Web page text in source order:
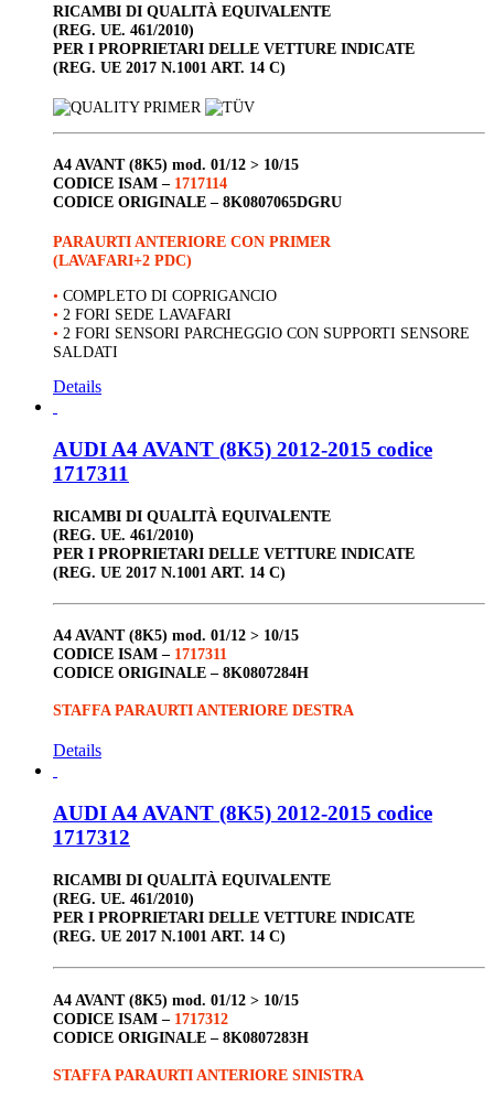
RICAMBI DI QUALITÀ EQUIVALENTE
(REG. UE. 461/2010)
PER I PROPRIETARI DELLE VETTURE INDICATE
(REG. UE 2017 N.1001 ART. 14 C)
A4 AVANT (8K5) mod. 01/12 > 10/15
CODICE ISAM – 1717114
CODICE ORIGINALE – 8K0807065DGRU
PARAURTI ANTERIORE CON PRIMER
(LAVAFARI+2 PDC)
• COMPLETO DI COPRIGANCIO
• 2 FORI SEDE LAVAFARI
• 2 FORI SENSORI PARCHEGGIO CON SUPPORTI SENSORE
SALDATI
Details
AUDI A4 AVANT (8K5) 2012-2015 codice
1717311
RICAMBI DI QUALITÀ EQUIVALENTE
(REG. UE. 461/2010)
PER I PROPRIETARI DELLE VETTURE INDICATE
(REG. UE 2017 N.1001 ART. 14 C)
A4 AVANT (8K5) mod. 01/12 > 10/15
CODICE ISAM – 1717311
CODICE ORIGINALE – 8K0807284H
STAFFA PARAURTI ANTERIORE DESTRA
Details
AUDI A4 AVANT (8K5) 2012-2015 codice
1717312
RICAMBI DI QUALITÀ EQUIVALENTE
(REG. UE. 461/2010)
PER I PROPRIETARI DELLE VETTURE INDICATE
(REG. UE 2017 N.1001 ART. 14 C)
A4 AVANT (8K5) mod. 01/12 > 10/15
CODICE ISAM – 1717312
CODICE ORIGINALE – 8K0807283H
STAFFA PARAURTI ANTERIORE SINISTRA